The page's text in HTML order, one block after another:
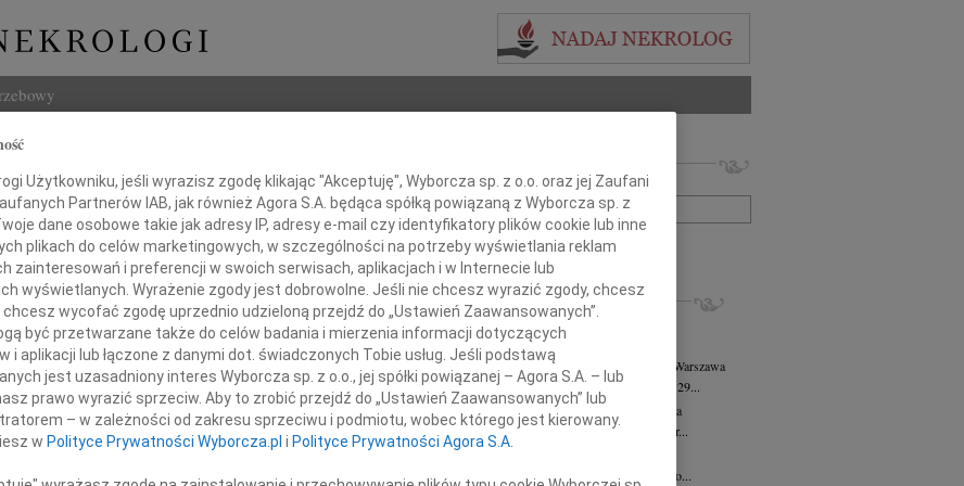
"Ludzie nie umierają,
w naszej pamięci"
Imię i nazwisko lub numer ogłoszenia:
+ szukanie zaawansowane
INNE NEKROLOGI
07.08.2026Warszawa
Naszej kochanej i dzielnej Marylce Butruk...
Jacek Tadeusz Duniec
Warszawa
Z wielkim żalem przyjęliśmy wiadomość, że 29...
Małgorzata Kościelska
Warszawa
W dniu 3 sierpnia 2026 roku zmarła Profesor...
Eugeniusz Butruk
Z ogromnym żalem przyjęliśmy wiadomość o...
Użytkowniku, jeśli wyrazisz zgodę klikając "Akceptuję", Wyborcza sp. z o.o. oraz jej Zaufani
Partnerów IAB, jak również Agora S.A. będąca spółką powiązaną z Wyborcza sp. z
dane osobowe takie jak adresy IP, adresy e-mail czy identyfikatory plików cookie lub inne
plikach do celów marketingowych, w szczególności na potrzeby wyświetlania reklam
zainteresowań i preferencji w swoich serwisach, aplikacjach i w Internecie lub
wyświetlanych. Wyrażenie zgody jest dobrowolne. Jeśli nie chcesz wyrazić zgody, chcesz
wycofać zgodę uprzednio udzieloną przejdź do „Ustawień Zaawansowanych”.
być przetwarzane także do celów badania i mierzenia informacji dotyczących
i aplikacji lub łączone z danymi dot. świadczonych Tobie usług. Jeśli podstawą
jest uzasadniony interes Wyborcza sp. z o.o., jej spółki powiązanej – Agora S.A. – lub
prawo wyrazić sprzeciw. Aby to zrobić przejdź do „Ustawień Zaawansowanych” lub
– w zależności od zakresu sprzeciwu i podmiotu, wobec którego jest kierowany.
w Polityce Prywatności Wyborcza.pl i Polityce Prywatności Agora S.A.